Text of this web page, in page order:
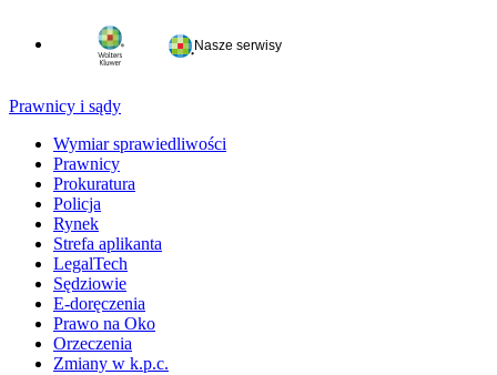
Nasze serwisy
Prawnicy i sądy
Wymiar sprawiedliwości
Prawnicy
Prokuratura
Policja
Rynek
Strefa aplikanta
LegalTech
Sędziowie
E-doręczenia
Prawo na Oko
Orzeczenia
Zmiany w k.p.c.